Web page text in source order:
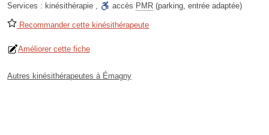
Services : kinésithérapie , accès PMR (parking, entrée adaptée)
Recommander cette kinésithérapeute
Améliorer cette fiche
Autres kinésithérapeutes à Émagny